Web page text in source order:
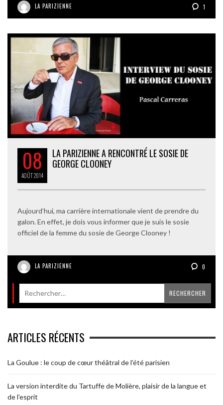
LA PARIZIENNE 1
08
AOÛT2014
LA PARIZIENNE A RENCONTRÉ LE SOSIE DE
GEORGE CLOONEY
Aujourd’hui, ma carrière internationale vient de prendre du
galon. En effet, je dois vous informer que je suis le sosie
officiel de la femme du sosie de George Clooney !
LA PARIZIENNE 0
ARTICLES RÉCENTS
La Goulue : le coup de cœur théâtral de l’été parisien
La version interdite du Tartuffe de Molière, plaisir de la langue et
de l’esprit